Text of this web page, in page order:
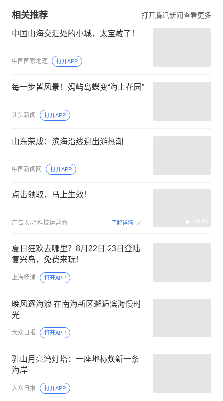
相关推荐 打开腾讯新闻查看更多
中国山海交汇处的小城，太宝藏了！
中国国家地理 打开APP
每一步皆风景！妈屿岛蝶变“海上花园”
汕头新闻 打开APP
山东荣成：滨海沿线迎出游热潮
中国新闻网 打开APP
点击领取，马上生效！
广告 易泽科技运营商 了解详情 00:09
夏日狂欢去哪里？8月22日-23日登陆
复兴岛，免费来玩！
上海杨浦 打开APP
晚风逐海浪 在南海新区邂逅滨海慢时
光
大众日报 打开APP
乳山月亮湾灯塔：一座地标焕新一条
海岸
大众日报 打开APP